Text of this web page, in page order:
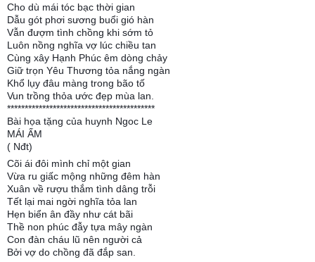
Cho dù mái tóc bạc thời gian
Dẫu gót phơi sương buổi gió hàn
Vẫn đượm tình chồng khi sớm tỏ
Luôn nồng nghĩa vợ lúc chiều tan
Cùng xây Hạnh Phúc êm dòng chảy
Giữ trọn Yêu Thương tỏa nắng ngàn
Khổ lụy đâu màng trong bão tố
Vun trồng thỏa ước đẹp mùa lan.
******************************************
Bài họa tặng của huynh Ngoc Le
MÁI ẤM
( Nđt)
Cõi ái đôi mình chỉ một gian
Vừa ru giấc mộng những đêm hàn
Xuân về rượu thắm tình dâng trỗi
Tết lại mai ngời nghĩa tỏa lan
Hẹn biển ân đầy như cát bãi
Thề non phúc đẫy tựa mây ngàn
Con đàn cháu lũ nên người cả
Bởi vợ do chồng đã đắp san.